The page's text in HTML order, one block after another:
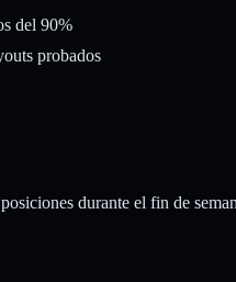
del 90%
probados
durante el fin de